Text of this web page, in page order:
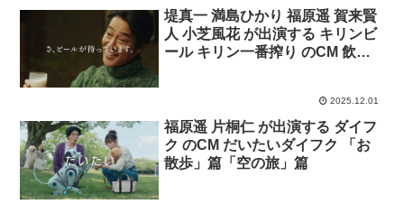
堤真一 満島ひかり 福原遥 賀来賢
人 小芝風花 が出演する キリンビ
ール キリン一番搾り のCM 飲め
2025.12.01
福原遥 片桐仁 が出演する ダイフ
ク のCM だいたいダイフク 「お
散歩」篇「空の旅」篇